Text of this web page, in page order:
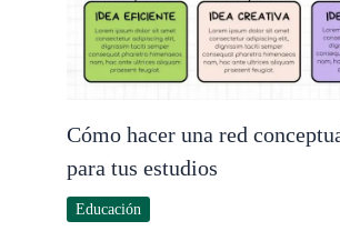
Cómo hacer una red
para tus estudios
Educación